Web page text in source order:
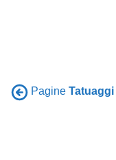
Pagine Tatuaggi